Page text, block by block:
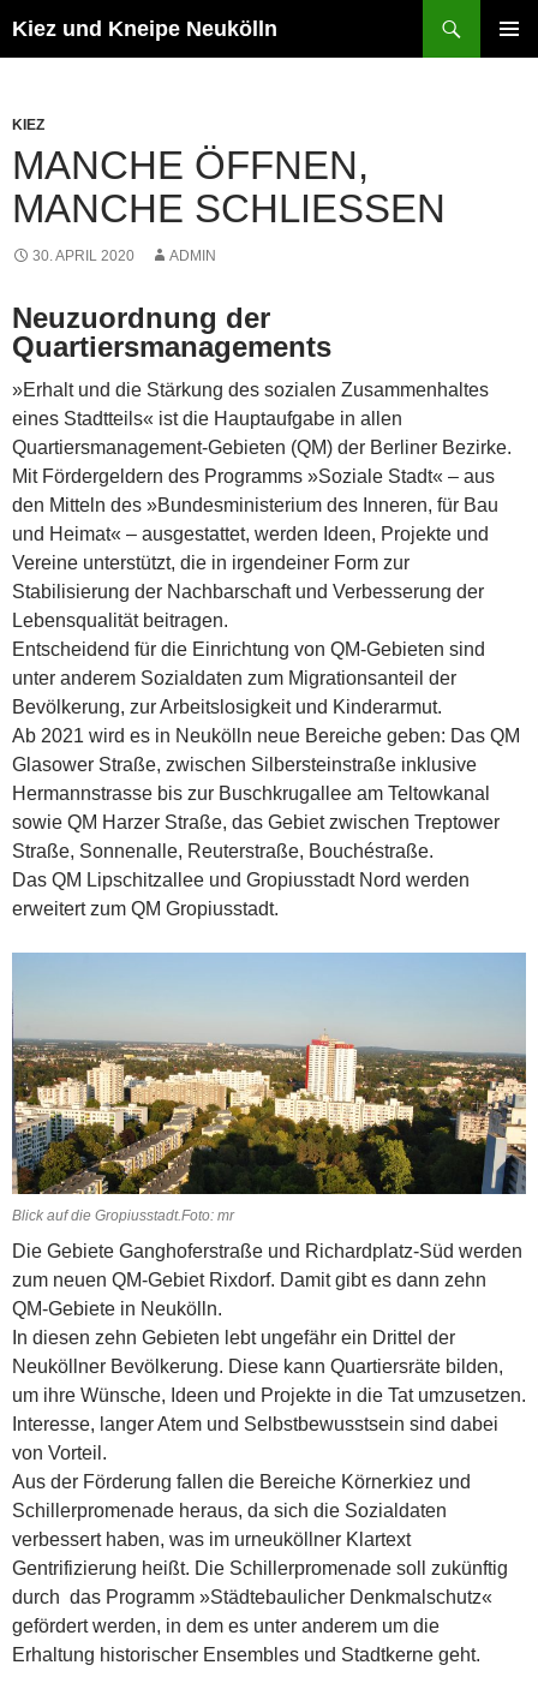
Inhalt
Kiez und Kneipe Neukölln
KIEZ
MANCHE ÖFFNEN,
MANCHE SCHLIESSEN
30. APRIL 2020 ADMIN
Neuzuordnung der
Quartiersmanagements
»Erhalt und die Stärkung des sozialen Zusammenhaltes
eines Stadtteils« ist die Hauptaufgabe in allen
Quartiersmanagement-Gebieten (QM) der Berliner Bezirke.
Mit Fördergeldern des Programms »Soziale Stadt« – aus
den Mitteln des »Bundesministerium des Inneren, für Bau
und Heimat« – ausgestattet, werden Ideen, Projekte und
Vereine unterstützt, die in irgendeiner Form zur
Stabilisierung der Nachbarschaft und Verbesserung der
Lebensqualität beitragen.
Entscheidend für die Einrichtung von QM-Gebieten sind
unter anderem Sozialdaten zum Migrationsanteil der
Bevölkerung, zur Arbeitslosigkeit und Kinderarmut.
Ab 2021 wird es in Neukölln neue Bereiche geben: Das QM
Glasower Straße, zwischen Silbersteinstraße inklusive
Hermannstrasse bis zur Buschkrugallee am Teltowkanal
sowie QM Harzer Straße, das Gebiet zwischen Treptower
Straße, Sonnenalle, Reuterstraße, Bouchéstraße.
Das QM Lipschitzallee und Gropiusstadt Nord werden
erweitert zum QM Gropiusstadt.
Blick auf die Gropiusstadt.Foto: mr
Die Gebiete Ganghoferstraße und Richardplatz-Süd werden
zum neuen QM-Gebiet Rixdorf. Damit gibt es dann zehn
QM-Gebiete in Neukölln.
In diesen zehn Gebieten lebt ungefähr ein Drittel der
Neuköllner Bevölkerung. Diese kann Quartiersräte bilden,
um ihre Wünsche, Ideen und Projekte in die Tat umzusetzen.
Interesse, langer Atem und Selbstbewusstsein sind dabei
von Vorteil.
Aus der Förderung fallen die Bereiche Körnerkiez und
Schillerpromenade heraus, da sich die Sozialdaten
verbessert haben, was im urneuköllner Klartext
Gentrifizierung heißt. Die Schillerpromenade soll zukünftig
durch das Programm »Städtebaulicher Denkmalschutz«
gefördert werden, in dem es unter anderem um die
Erhaltung historischer Ensembles und Stadtkerne geht.